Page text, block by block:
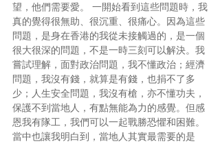
望，他們需要愛。 一開始看到這些問題時，我
真的覺得很無助、很沉重、很痛心。因為這些
問題，是身在香港的我從未接觸過的，是一個
很大很深的問題，不是一時三刻可以解決。我
嘗試理解，面對政治問題，我不懂政治；經濟
問題，我沒有錢，就算是有錢，也捐不了多
少；人生安全問題，我沒有槍，亦不懂功夫，
保護不到當地人，有點無能為力的感覺。但感
恩我有隊工，我們可以一起戰勝恐懼和困難。
當中也讓我明白到，當地人其實最需要的是